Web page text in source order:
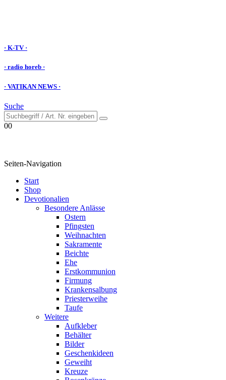
· K-TV ·
· radio horeb ·
· VATIKAN NEWS ·
Suche
00
Seiten-Navigation
Start
Shop
Devotionalien
Besondere Anlässe
Ostern
Pfingsten
Weihnachten
Sakramente
Beichte
Ehe
Erstkommunion
Firmung
Krankensalbung
Priesterweihe
Taufe
Weitere
Aufkleber
Behälter
Bilder
Geschenkideen
Geweiht
Kreuze